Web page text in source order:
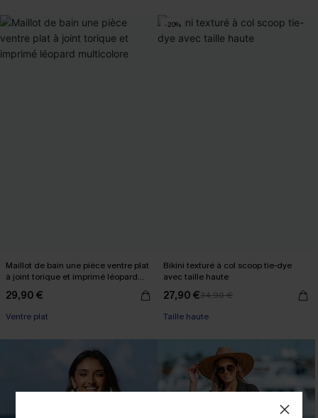
Maillot de bain une pièce ventre plat
à joint torique et imprimé léopard
29,90 €
Ventre plat
-20%
Bikini texturé à col scoop tie-dye
avec taille haute
27,90 €34,90 €
Taille haute